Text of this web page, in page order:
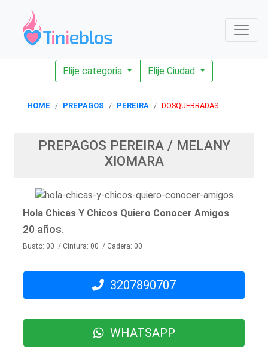
Elije categoria Elije Ciudad
HOME PREPAGOS PEREIRA DOSQUEBRADAS
PREPAGOS PEREIRA / MELANY
XIOMARA
Hola Chicas Y Chicos Quiero Conocer Amigos
20 años.
Busto: 00 / Cintura: 00 / Cadera: 00
3207890707
WHATSAPP